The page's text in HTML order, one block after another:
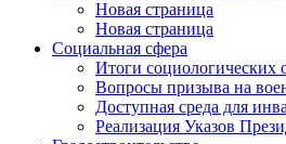
Новая страница
Новая страница
Социальная сфера
Итоги социологических
Вопросы призыва на
Доступная среда для
Реализация Указов